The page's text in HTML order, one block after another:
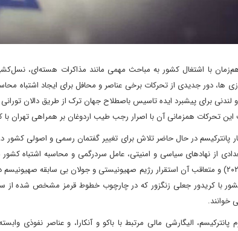
با اشتغال کشور به مباحث مهمی مانند مذاکرات هسته‌ای،
ها، دور جدیدی از تحرکات برخی عناصر و محافل برای ایجاد اشتباه
لندنی برای پیشبرد ایده تاسیس باصطلاح جهان ترک از طریق دالان
تحرکات همزمانی آن با اصرار رجب طیب اردوغان بر همراهی تهران با
پانترکیسم در حال حاضر تلاش برای تغییر گفتمان رسمی و اصولی
از نهادهای سیاسی و امنیتی، عامل سردرگمی و محاسبه اشتباه
جنگ دوم قراباغ (۲۰۲۰) و متعاقب آن استقرار رژیم صهیونیستی و جولان بی سابقه
با کریدور جعلی زنگزور که در چارچوب خطوط قرمز مشخص شده از
خوانند.
پانترکیسم، الیگارشی مالی مرتبط با باکو و آنکارا، و عناصر نفوذی